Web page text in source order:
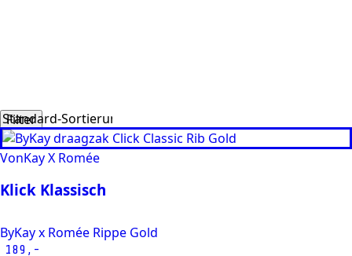
Filter
VonKay X Romée
Klick Klassisch
ByKay x Romée Rippe Gold